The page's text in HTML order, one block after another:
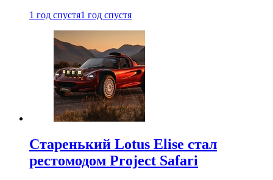
1 год спустя1 год спустя
Старенький Lotus Elise стал
рестомодом Project Safari